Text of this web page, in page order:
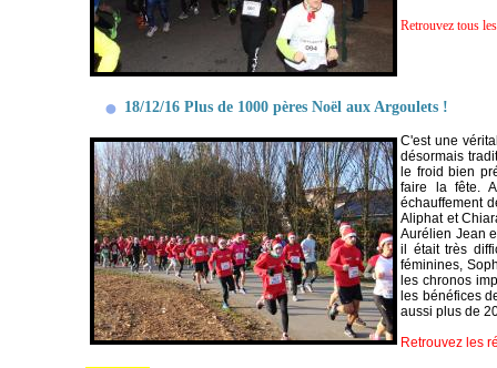
Retrouvez tous
18/12/16 Plus de 1000 pères Noël aux Argoulets !
C'est une
désormais
le froid bien
faire la fête.
échauffement
Aliphat et
Aurélien Jean
il était très
féminines,
les chronos
les bénéfices
aussi plus de
Retrouvez les